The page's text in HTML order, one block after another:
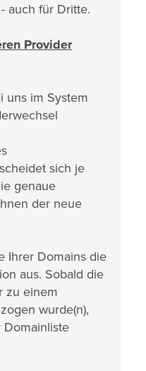
auch für Dritte.
Provider
uns im System
sich je
genaue
der neue
Ihrer Domains die
aus. Sobald die
zu einem
wurde(n),
Domainliste